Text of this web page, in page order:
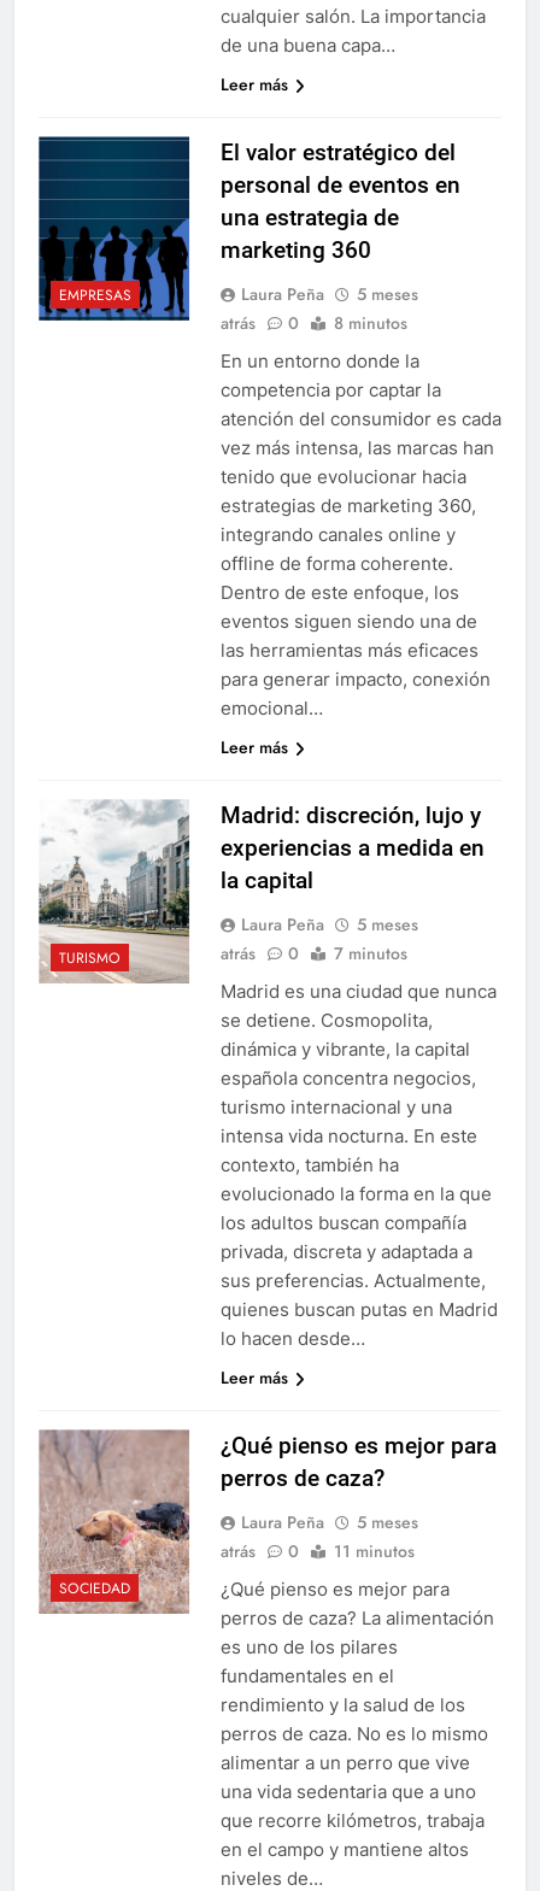
cualquier salón. La importancia
de una buena capa…
Leer más
EMPRESAS
El valor estratégico del
personal de eventos en
una estrategia de
marketing 360
Laura Peña
5 meses
atrás
0 8 minutos
En un entorno donde la
competencia por captar la
atención del consumidor es cada
vez más intensa, las marcas han
tenido que evolucionar hacia
estrategias de marketing 360,
integrando canales online y
offline de forma coherente.
Dentro de este enfoque, los
eventos siguen siendo una de
las herramientas más eficaces
para generar impacto, conexión
emocional…
Leer más
TURISMO
Madrid: discreción, lujo y
experiencias a medida en
la capital
Laura Peña
5 meses
atrás
0 7 minutos
Madrid es una ciudad que nunca
se detiene. Cosmopolita,
dinámica y vibrante, la capital
española concentra negocios,
turismo internacional y una
intensa vida nocturna. En este
contexto, también ha
evolucionado la forma en la que
los adultos buscan compañía
privada, discreta y adaptada a
sus preferencias. Actualmente,
quienes buscan putas en Madrid
lo hacen desde…
Leer más
SOCIEDAD
¿Qué pienso es mejor para
perros de caza?
Laura Peña
5 meses
atrás
0 11 minutos
¿Qué pienso es mejor para
perros de caza? La alimentación
es uno de los pilares
fundamentales en el
rendimiento y la salud de los
perros de caza. No es lo mismo
alimentar a un perro que vive
una vida sedentaria que a uno
que recorre kilómetros, trabaja
en el campo y mantiene altos
niveles de…